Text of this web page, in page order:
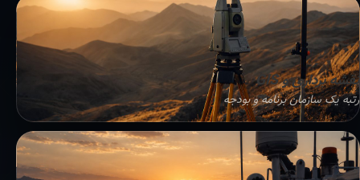
نقشه برداری و GIS
رتبه یک سازمان برنامه و بودجه